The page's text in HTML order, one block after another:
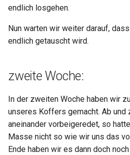
endlich losgehen.
Nun warten wir weiter darauf,
endlich getauscht wird.
zweite Woche:
In der zweiten Woche haben wir
unseres Koffers gemacht. Ab und
aneinander vorbeigeredet, so
Masse nicht so wie wir uns das
Ende haben wir es dann doch